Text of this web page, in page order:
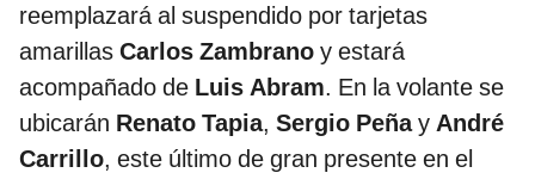
reemplazará al suspendido por tarjetas
amarillas Carlos Zambrano y estará
acompañado de Luis Abram. En la volante se
ubicarán Renato Tapia, Sergio Peñay André
Carrillo, este último de gran presente en el